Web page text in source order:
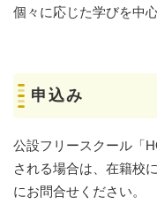
個々に応じた学びを中
申込み
公設フリースクール「
される場合は、在籍校
にお問合せください。